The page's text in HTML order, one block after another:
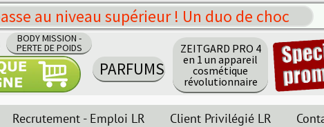
LR Client Privilégié LR Contact
! Un duo de choc
ZEITGARD PRO 4
en 1 un appareil
cosmétique
révolutionnaire